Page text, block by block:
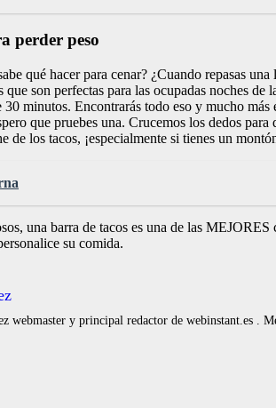
perder peso
qué hacer para cenar? ¿Cuando repasas
que son perfectas para las ocupadas noches
minutos. Encontrarás todo eso y mucho
que pruebes una. Crucemos los dedos
de los tacos, ¡especialmente si tienes un
una barra de tacos es una de las
su comida.
webmaster y principal redactor de webinstant.es .